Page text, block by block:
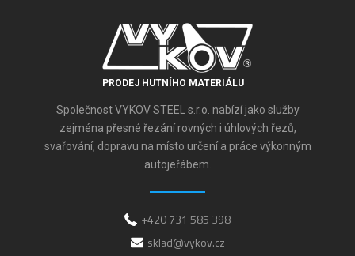
PRODEJ HUTNÍHO MATERIÁLU
Společnost VYKOV STEEL s.r.o. nabízí jako služby
zejména přesné řezání rovných i úhlových řezů,
svařování, dopravu na místo určení a práce výkonným
autojeřábem.
+420 731 585 398
sklad@vykov.cz